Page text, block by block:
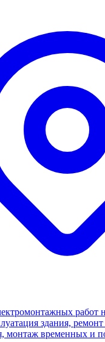
работ
здания,
монтаж временных и